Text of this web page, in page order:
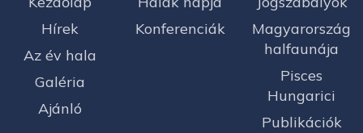
Hírek
Az év hala
Galéria
Ajánló
Konferenciák
Magyarország
halfaunája
Pisces
Hungarici
Publikációk